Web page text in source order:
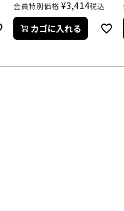
会員特別価格 ¥3,414税込
カゴに入れる